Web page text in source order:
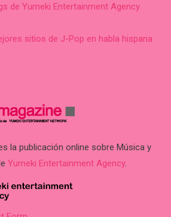
de Yumeki Entertainment Agency
sitios de J-Pop en habla hispana
la publicación online sobre Música y
Yumeki Entertainment Agency.